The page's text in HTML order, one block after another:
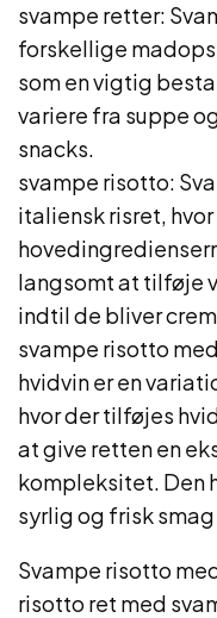
svampe retter:
forskellige
som en vigtig
variere fra suppe
snacks.
svampe risotto:
italiensk risret,
langsomt at tilføje
indtil de bliver
svampe risotto
hvidvin er en
hvor der tilføjes
at give retten en
kompleksitet. Den
syrlig og frisk
Svampe risotto
risotto ret med